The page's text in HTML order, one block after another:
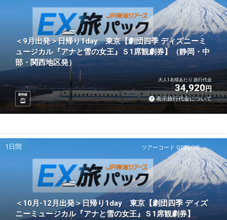
＜9月出発＞日帰り1day 東京【劇団四季 ディズニーミ
ュージカル『アナと雪の女王』Ｓ1席観劇券】（静岡・中
部・関西地区発）
新幹線
大人1名様あたり 旅行代金
34,920円
表示旅行代金について
ツアーコード Q02QOW
1日間
＜10月-12月出発＞日帰り1day 東京【劇団四季 ディズ
ニーミュージカル『アナと雪の女王』Ｓ1席観劇券】